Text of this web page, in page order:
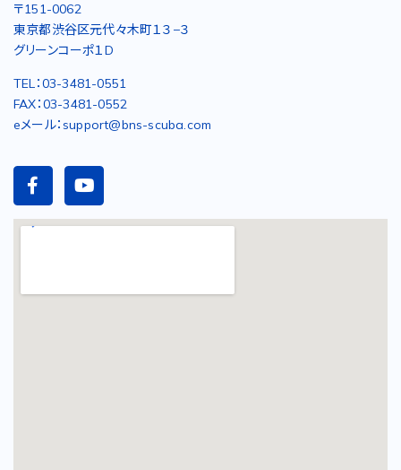
〒151-0062
東京都渋谷区元代々木町１３−３
グリーンコーポ１D
TEL：03-3481-0551
FAX：03-3481-0552
eメール：support@bns-scuba.com